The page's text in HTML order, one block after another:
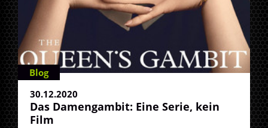
Blog
30.12.2020
Das Damengambit: Eine Serie, kein
Film